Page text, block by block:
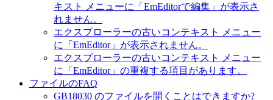
キスト メニューに「EmEditorで編集」が表示さ
れません。
エクスプローラーの古いコンテキスト メニュー
に「EmEditor」が表示されません。
エクスプローラーの古いコンテキスト メニュー
に「EmEditor」の重複する項目があります。
ファイルのFAQ
GB18030 のファイルを開くことはできますか?